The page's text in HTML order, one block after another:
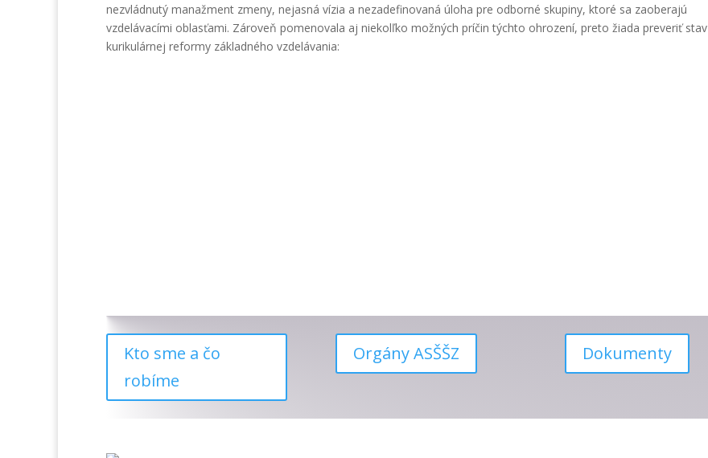
nezvládnutý manažment zmeny, nejasná vízia a nezadefinovaná úloha pre odborné skupiny, ktoré sa zaoberajú
vzdelávacími oblasťami. Zároveň pomenovala aj niekolľko možných príčin týchto ohrození, preto žiada preveriť stav
kurikulárnej reformy základného vzdelávania:
Kto sme a čo
robíme
Orgány ASŠŠZ Dokumenty